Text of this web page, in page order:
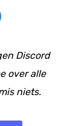
Discord
over alle
niets.